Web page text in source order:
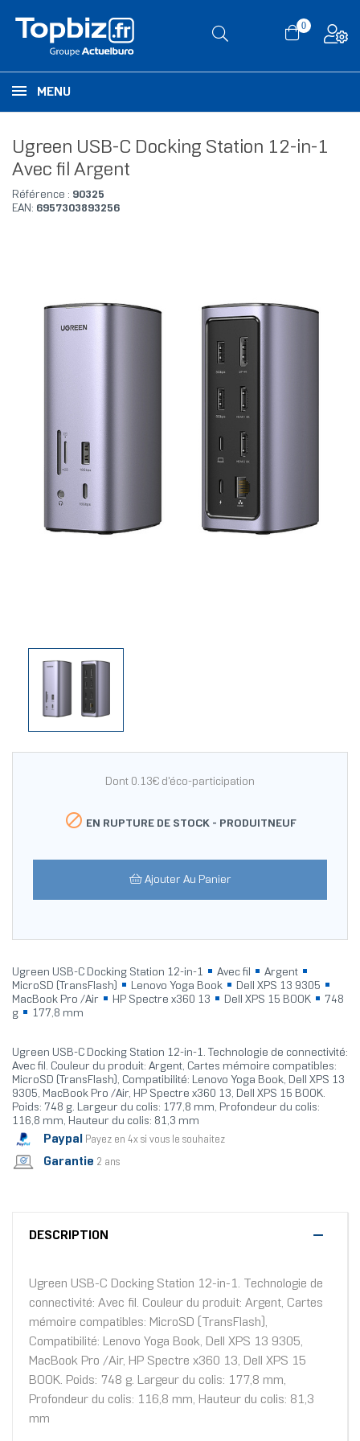
0
MENU
Ugreen USB-C Docking Station 12-in-1
Avec fil Argent
Référence : 90325
EAN: 6957303893256
Dont 0.13€ d'éco-participation
 EN RUPTURE DE STOCK - PRODUITNEUF
Ajouter Au Panier
Ugreen USB-C Docking Station 12-in-1 Avec fil
Argent
MicroSD (TransFlash)
Lenovo Yoga Book
Dell XPS 13 9305
MacBook Pro /Air
HP Spectre x360 13 Dell XPS 15 BOOK
748
g
177,8 mm
Ugreen USB-C Docking Station 12-in-1. Technologie de connectivité:
Avec fil. Couleur du produit: Argent, Cartes mémoire compatibles:
MicroSD (TransFlash), Compatibilité: Lenovo Yoga Book, Dell XPS 13
9305, MacBook Pro /Air, HP Spectre x360 13, Dell XPS 15 BOOK.
Poids: 748 g. Largeur du colis: 177,8 mm, Profondeur du colis:
116,8 mm, Hauteur du colis: 81,3 mm
Paypal Payez en 4x si vous le souhaitez
Garantie 2 ans
DESCRIPTION
Ugreen USB-C Docking Station 12-in-1. Technologie de
connectivité: Avec fil. Couleur du produit: Argent, Cartes
mémoire compatibles: MicroSD (TransFlash),
Compatibilité: Lenovo Yoga Book, Dell XPS 13 9305,
MacBook Pro /Air, HP Spectre x360 13, Dell XPS 15
BOOK. Poids: 748 g. Largeur du colis: 177,8 mm,
Profondeur du colis: 116,8 mm, Hauteur du colis: 81,3
mm